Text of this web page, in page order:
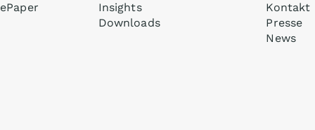
ePaper
Insights
Downloads
Kontakt
Presse
News